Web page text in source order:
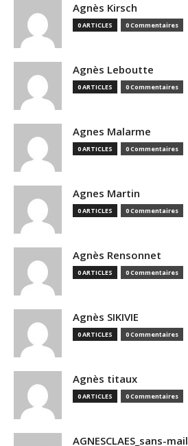
Agnès Kirsch
0 ARTICLES 0 Commentaires
Agnès Leboutte
0 ARTICLES 0 Commentaires
Agnes Malarme
0 ARTICLES 0 Commentaires
Agnes Martin
0 ARTICLES 0 Commentaires
Agnès Rensonnet
0 ARTICLES 0 Commentaires
Agnès SIKIVIE
0 ARTICLES 0 Commentaires
Agnès titaux
0 ARTICLES 0 Commentaires
AGNESCLAES_sans-mail